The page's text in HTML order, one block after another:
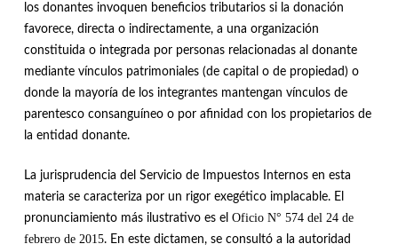
los donantes invoquen beneficios tributarios si la donación
favorece, directa o indirectamente, a una organización
constituida o integrada por personas relacionadas al donante
mediante vínculos patrimoniales (de capital o de propiedad) o
donde la mayoría de los integrantes mantengan vínculos de
parentesco consanguíneo o por afinidad con los propietarios de
la entidad donante.
La jurisprudencia del Servicio de Impuestos Internos en esta
materia se caracteriza por un rigor exegético implacable. El
pronunciamiento más ilustrativo es el Oficio N° 574 del 24 de
febrero de 2015. En este dictamen, se consultó a la autoridad